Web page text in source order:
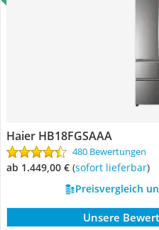
Haier HB18FGSAAA
480 Bewertungen
ab 1.449,00 € ( Sofort lieferbar)
Preisvergleich
Unsere